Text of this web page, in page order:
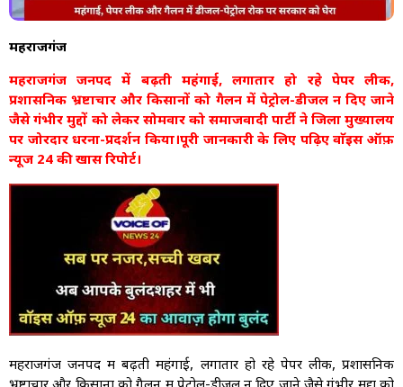
महराजगंज
महराजगंज जनपद में बढ़ती महंगाई, लगातार हो रहे पेपर लीक,
प्रशासनिक भ्रष्टाचार और किसानों को गैलन में पेट्रोल-डीजल न दिए जाने
जैसे गंभीर मुद्दों को लेकर सोमवार को समाजवादी पार्टी ने जिला मुख्यालय
पर जोरदार धरना-प्रदर्शन किया।पूरी जानकारी के लिए पढ़िए वाॅइस ऑफ़
न्यूज 24 की खास रिपोर्ट।
महराजगंज जनपद में बढ़ती महंगाई, लगातार हो रहे पेपर लीक, प्रशासनिक